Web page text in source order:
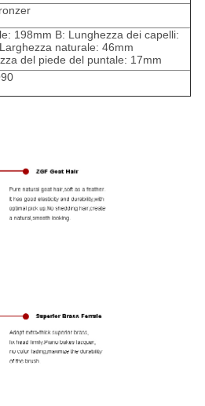
198mm B: Lunghezza dei capelli:
naturale: 46mm
del piede del puntale: 17mm